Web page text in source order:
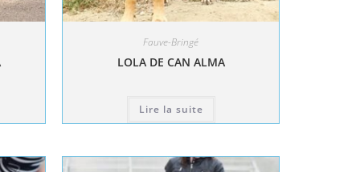
Fauve-Bringé
LOLA DE CAN ALMA
Lire la suite